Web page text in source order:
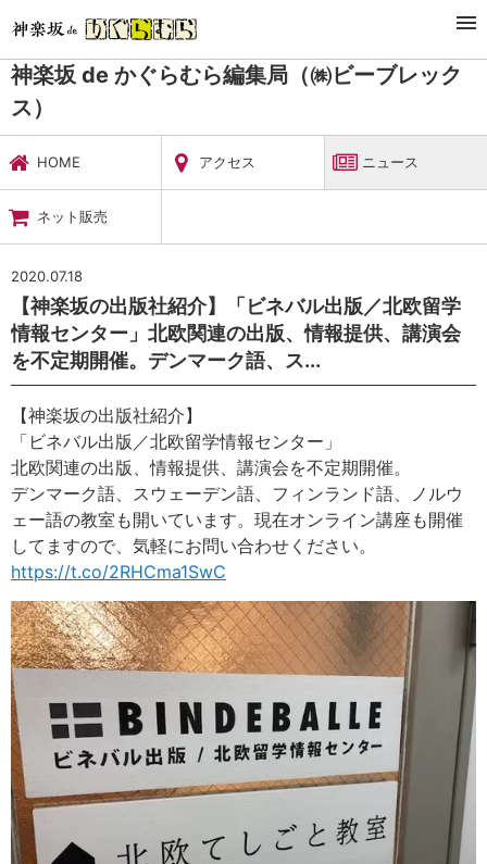
暮らし・娯楽
神楽坂 de かぐらむら編集局（㈱ビーブレックス）
ニュース
神楽坂 de かぐらむら編集局（㈱ビーブレック
ス）
HOME アクセス ニュース
ネット販売
2020.07.18
【神楽坂の出版社紹介】「ビネバル出版／北欧留学
情報センター」北欧関連の出版、情報提供、講演会
を不定期開催。デンマーク語、ス...
【神楽坂の出版社紹介】
「ビネバル出版／北欧留学情報センター」
北欧関連の出版、情報提供、講演会を不定期開催。
デンマーク語、スウェーデン語、フィンランド語、ノルウ
ェー語の教室も開いています。現在オンライン講座も開催
してますので、気軽にお問い合わせください。
https://t.co/2RHCma1SwC